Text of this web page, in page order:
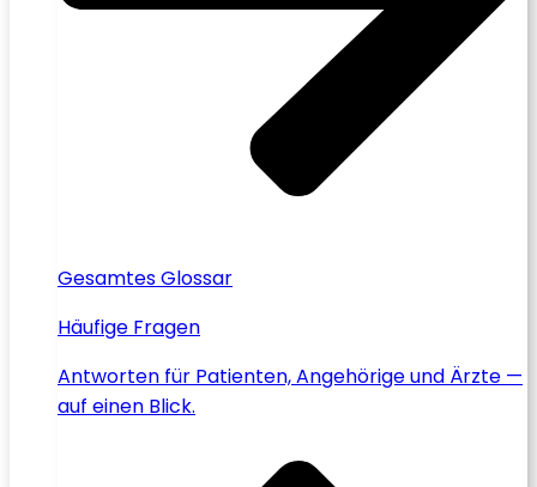
Gesamtes Glossar
Häufige Fragen
Antworten für Patienten, Angehörige und Ärzte —
auf einen Blick.